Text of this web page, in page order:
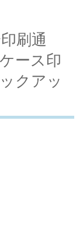
刷通
ース印
クアッ